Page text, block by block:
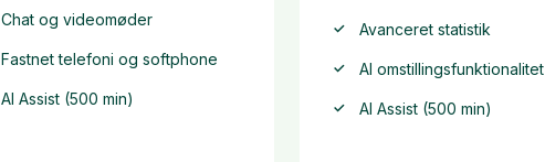
Chat og videomøder
Fastnet telefoni og softphone
AI Assist (500 min)
Avanceret statistik
Al omstillingsfunktionalitet
AI Assist (500 min)